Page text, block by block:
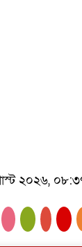
২০২৬,